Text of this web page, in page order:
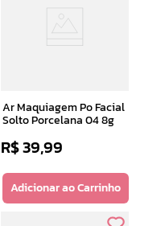
Ar Maquiagem Po Facial
Solto Porcelana 04 8g
R$39,99
Adicionar ao Carrinho